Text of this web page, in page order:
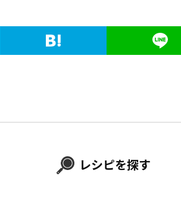
レシピを探す